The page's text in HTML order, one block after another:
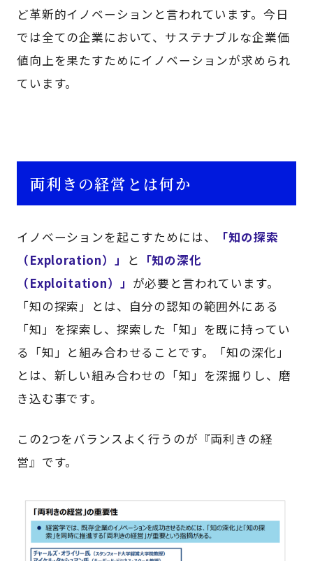
ど革新的イノベーションと言われています。今日
では全ての企業において、サステナブルな企業価
値向上を果たすためにイノベーションが求められ
ています。
両利きの経営とは何か
イノベーションを起こすためには、
「知の探索
（Exploration）」
と 「知の深化
（Exploitation）」 が必要と言われています。
「知の探索」とは、自分の認知の範囲外にある
「知」を探索し、探索した「知」を既に持ってい
る「知」と組み合わせることです。「知の深化」
とは、新しい組み合わせの「知」を深掘りし、磨
き込む事です。
この2つをバランスよく行うのが『両利きの経
営』です。